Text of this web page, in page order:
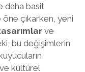
daha basit
öne çıkarken, yeni
ve
bu değişimlerin
kültürel